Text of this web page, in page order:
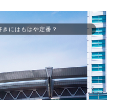
にはもはや定番？